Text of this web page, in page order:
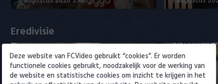
Eredivisie
Deze website van FCVideo gebruikt “cookies”. Er worden
functionele cookies gebruikt, noodzakelijk voor de werking van
de website en statistische cookies om inzicht te krijgen in het